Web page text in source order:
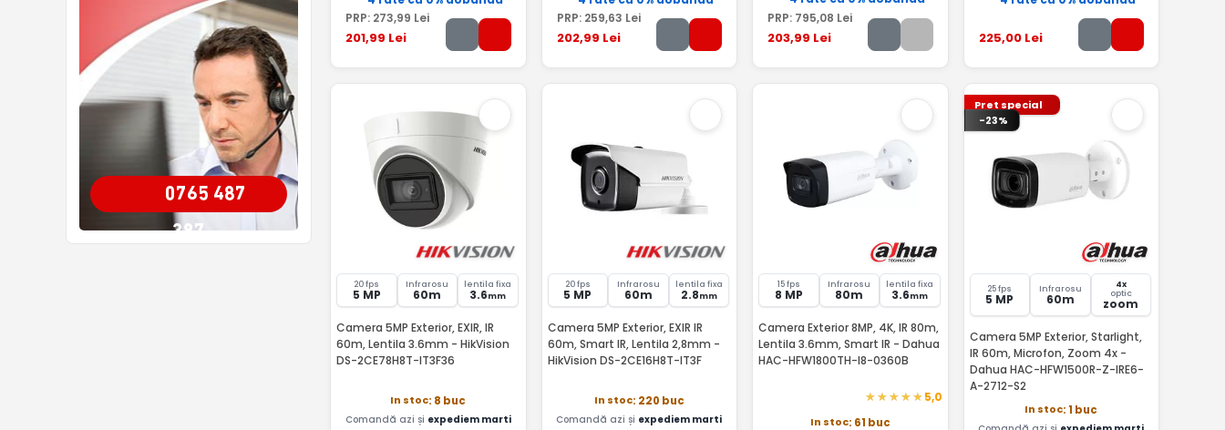
0765 487
387
PRP: 273,99 Lei
201,99 Lei
PRP: 259,63 Lei
202,99 Lei
PRP: 795,08 Lei
203,99 Lei 225,00Lei
20 fps
5 MP
Infrarosu
60m
lentila fixa
3.6mm
Camera 5MP Exterior, EXIR, IR
60m, Lentila 3.6mm - HikVision
DS-2CE78H8T-IT3F36
In stoc: 8 buc
Comandă azi și expediem marti
20 fps
5 MP
Infrarosu
60m
lentila fixa
2.8mm
Camera 5MP Exterior, EXIR IR
60m, Smart IR, Lentila 2,8mm -
HikVision DS-2CE16H8T-IT3F
In stoc: 220 buc
Comandă azi și expediem marti
15 fps
8 MP
Infrarosu
80m
lentila fixa
3.6mm
Camera Exterior 8MP, 4K, IR 80m,
Lentila 3.6mm, Smart IR - Dahua
HAC-HFW1800TH-I8-0360B
5,0
In stoc: 61 buc
Pret special
-23%
25 fps
5 MP
Infrarosu
60m
4x
optic
zoom
Camera 5MP Exterior, Starlight,
IR 60m, Microfon, Zoom 4x -
Dahua HAC-HFW1500R-Z-IRE6-
A-2712-S2
In stoc: 1 buc